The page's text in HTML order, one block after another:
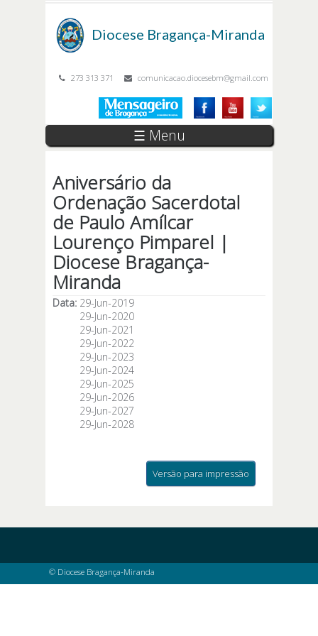
Diocese Bragança-Miranda
273 313 371 comunicacao.diocesebm@gmail.com
☰ Menu
Aniversário da
Ordenação Sacerdotal
de Paulo Amílcar
Lourenço Pimparel |
Diocese Bragança-
Miranda
Data: 29-Jun-2019
29-Jun-2020
29-Jun-2021
29-Jun-2022
29-Jun-2023
29-Jun-2024
29-Jun-2025
29-Jun-2026
29-Jun-2027
29-Jun-2028
Versão para impressão
© Diocese Bragança-Miranda